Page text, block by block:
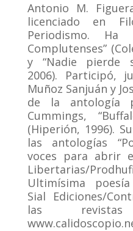
Antonio M.
licenciado en
Periodismo. Ha
Complutenses”
y “Nadie pierde
2006). Participó,
Muñoz Sanjuán y
de la antología
Cummings,
(Hiperión, 1996).
las antologías
voces para abrir
Libertarias/
Ultimísima
Sial Ediciones/
las